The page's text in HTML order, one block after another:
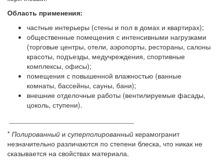
Область применения:
частные интерьеры (стены и пол в домах и квартирах);
общественные помещения с интенсивными нагрузками
(торговые центры, отели, аэропорты, рестораны, салоны
красоты, подъезды, медучреждения, спортивные
комплексы, офисы);
помещения с повышенной влажностью (ванные
комнаты, бассейны, сауны, бани);
внешние отделочные работы (вентилируемые фасады,
цоколь, ступени).
* Полированный и суперполированный керамогранит
незначительно различаются по степени блеска, что никак не
сказывается на свойствах материала.